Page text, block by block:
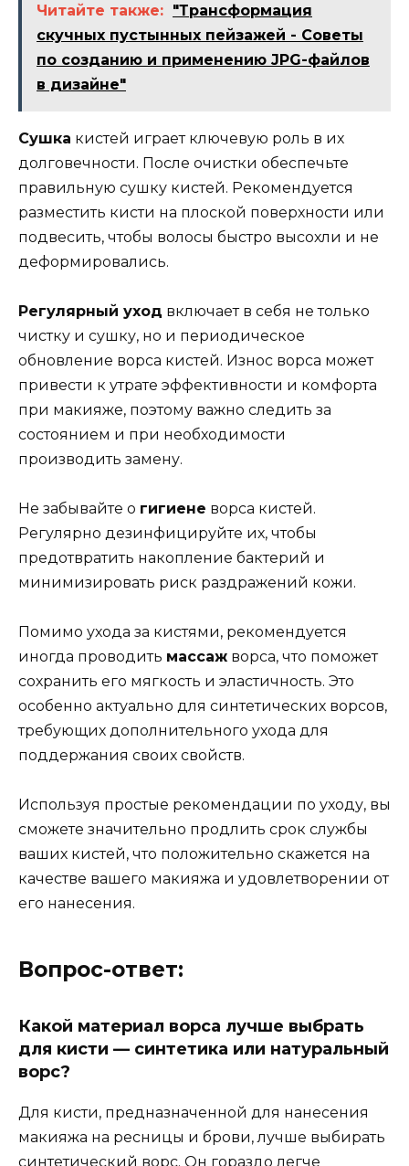
Читайте также: "Трансформация
скучных пустынных пейзажей - Советы
по созданию и применению JPG-файлов
в дизайне"
Сушка кистей играет ключевую роль в их
долговечности. После очистки обеспечьте
правильную сушку кистей. Рекомендуется
разместить кисти на плоской поверхности или
подвесить, чтобы волосы быстро высохли и не
деформировались.
Регулярный уход включает в себя не только
чистку и сушку, но и периодическое
обновление ворса кистей. Износ ворса может
привести к утрате эффективности и комфорта
при макияже, поэтому важно следить за
состоянием и при необходимости
производить замену.
Не забывайте о гигиене ворса кистей.
Регулярно дезинфицируйте их, чтобы
предотвратить накопление бактерий и
минимизировать риск раздражений кожи.
Помимо ухода за кистями, рекомендуется
иногда проводить массаж ворса, что поможет
сохранить его мягкость и эластичность. Это
особенно актуально для синтетических ворсов,
требующих дополнительного ухода для
поддержания своих свойств.
Используя простые рекомендации по уходу, вы
сможете значительно продлить срок службы
ваших кистей, что положительно скажется на
качестве вашего макияжа и удовлетворении от
его нанесения.
Вопрос-ответ:
Какой материал ворса лучше выбрать
для кисти — синтетика или натуральный
ворс?
Для кисти, предназначенной для нанесения
макияжа на ресницы и брови, лучше выбирать
синтетический ворс. Он гораздо легче